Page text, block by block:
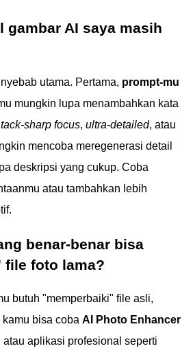
gambar AI saya masih
utama. Pertama, prompt-mu
mungkin lupa menambahkan kata
tack-sharp focus, ultra-detailed, atau
mencoba meregenerasi detail
deskripsi yang cukup. Coba
atau tambahkan lebih
benar-benar bisa
foto lama?
butuh "memperbaiki" file asli,
bisa coba AI Photo Enhancer
atau aplikasi profesional seperti